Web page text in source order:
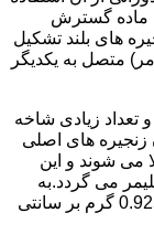
ماده گسترش
های بلند تشکیل
متصل به یکدیگر
تعداد زیادی شاخه
های اصلی
می شوند و این
می گردد.به
طور کلی به پلی اتیلن های با دانسیته 0.910 تا 0.925 گرم بر سانتی